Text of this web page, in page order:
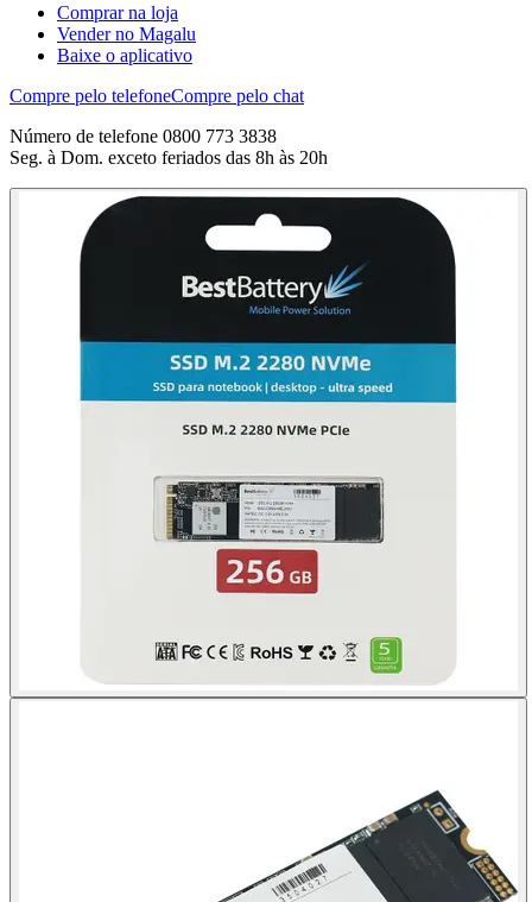
Comprar na loja
Vender no Magalu
Baixe o aplicativo
Compre pelo telefoneCompre pelo chat
Número de telefone 0800 773 3838
Seg. à Dom. exceto feriados das 8h às 20h